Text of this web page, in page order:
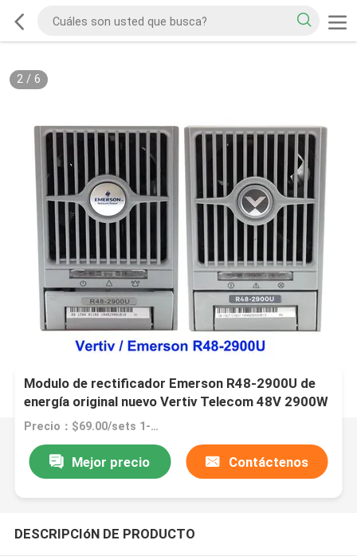
2/ 6
Modulo de rectificador Emerson R48-2900U de
energía original nuevo Vertiv Telecom 48V 2900W
Precio：$69.00/sets 1-19 sets
Mejor precio Contáctenos
DESCRIPCIóN DE PRODUCTO